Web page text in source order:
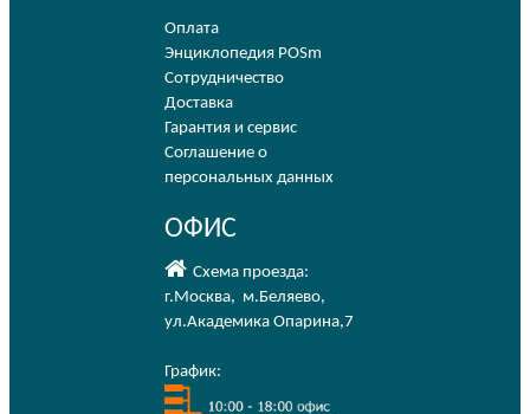
Оплата
Энциклопедия POSm
Сотрудничество
Доставка
Гарантия и сервис
Соглашение о
персональных данных
ОФИС
Схема проезда:
г.Москва, м.Беляево,
ул.Академика Опарина,7
График: